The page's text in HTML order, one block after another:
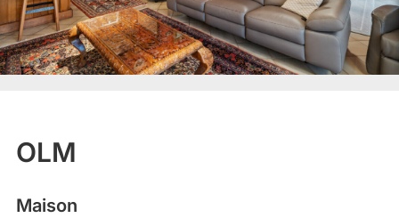
OLM
Maison